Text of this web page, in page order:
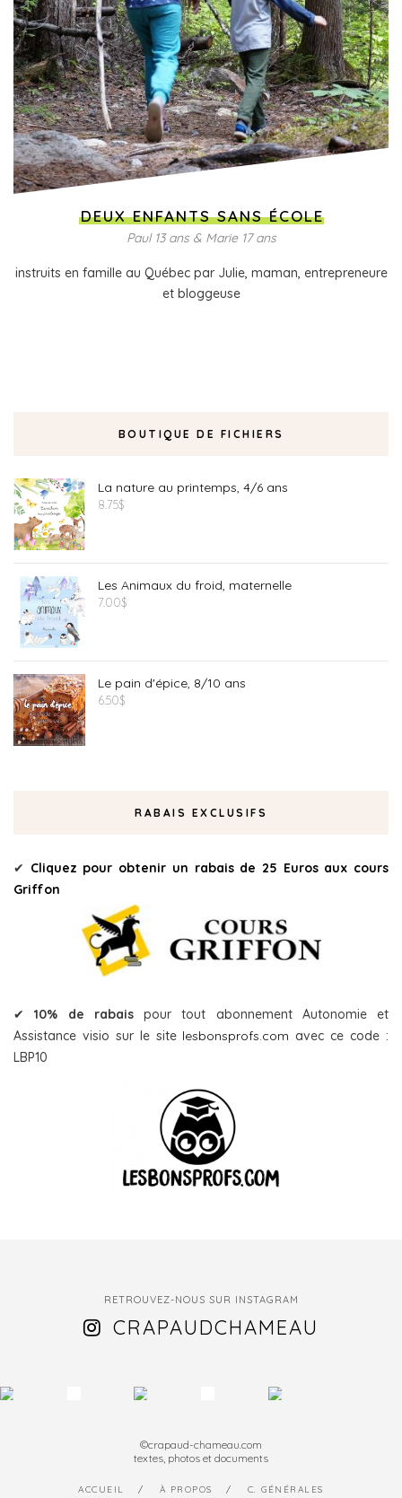
DEUX ENFANTS SANS ÉCOLE
Paul 13 ans & Marie 17 ans
instruits en famille au Québec par Julie, maman, entrepreneure
et bloggeuse
BOUTIQUE DE FICHIERS
La nature au printemps, 4/6 ans
8.75$
Les Animaux du froid, maternelle
7.00$
Le pain d'épice, 8/10 ans
6.50$
RABAIS EXCLUSIFS
✔ Cliquez pour obtenir un rabais de 25 Euros aux cours
Griffon
✔10% de rabaispour tout abonnement Autonomie et
Assistance visio sur le site lesbonsprofs.com avec ce code :
LBP10
RETROUVEZ-NOUS SUR INSTAGRAM
CRAPAUDCHAMEAU
©crapaud-chameau.com
textes, photos et documents
ACCUEIL À PROPOS C. GÉNÉRALES